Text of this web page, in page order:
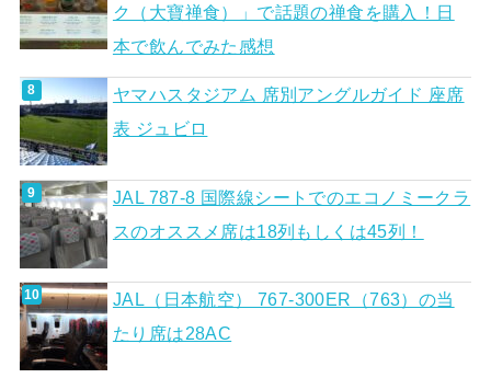
ク（大寶禅食）」で話題の禅食を購入！日
本で飲んでみた感想
ヤマハスタジアム 席別アングルガイド 座席
表 ジュビロ
JAL 787-8 国際線シートでのエコノミークラ
スのオススメ席は18列もしくは45列！
JAL（日本航空） 767-300ER（763）の当
たり席は28AC